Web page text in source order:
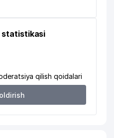
ATB
FILIALI
127 м
MChJ
KORXONASI 133 м
statistikasi
qilish qoidalari